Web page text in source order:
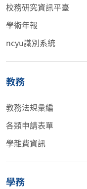
校務研究資訊平臺
學術年報
ncyu識別系統
教務
教務法規彙編
各類申請表單
學雜費資訊
學務